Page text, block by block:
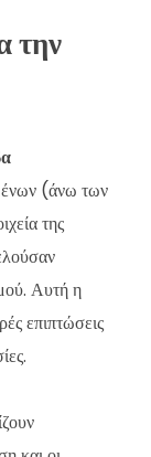
την
(άνω των
της
Αυτή η
επιπτώσεις